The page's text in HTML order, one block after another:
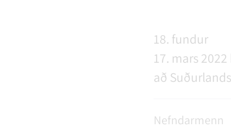
STARFSFÓLK RANGÁRÞINGS YTRA
18. fundur
17. mars
að
Nefndarmenn